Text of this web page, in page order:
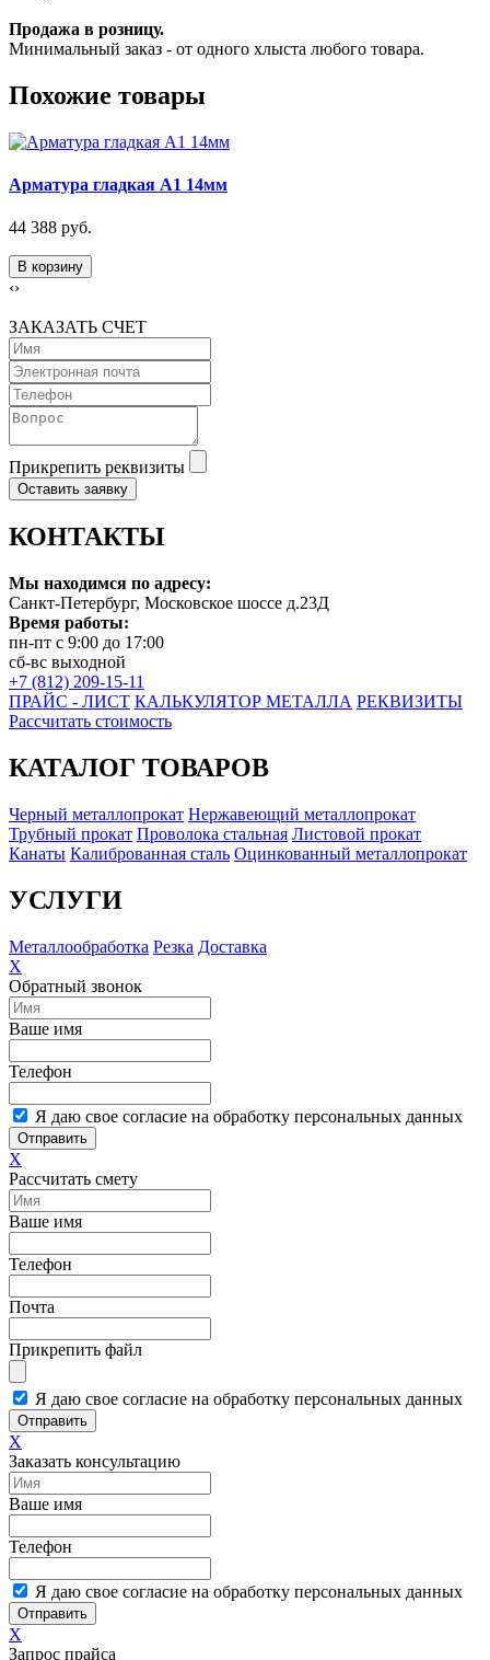
Продажа в розницу.
Минимальный заказ - от одного хлыста любого товара.
Похожие товары
Арматура гладкая А1 14мм
44 388 руб.
В корзину
‹›
ЗАКАЗАТЬ СЧЕТ
Прикрепить реквизиты
Оставить заявку
КОНТАКТЫ
Мы находимся по адресу:
Санкт-Петербург, Московское шоссе д.23Д
Время работы:
пн-пт с 9:00 до 17:00
сб-вс выходной
+7 (812) 209-15-11
ПРАЙС - ЛИСТ КАЛЬКУЛЯТОР МЕТАЛЛА РЕКВИЗИТЫ
Рассчитать стоимость
КАТАЛОГ ТОВАРОВ
Черный металлопрокат Нержавеющий металлопрокат
Трубный прокат Проволока стальная Листовой прокат
Канаты Калиброванная сталь Оцинкованный металлопрокат
УСЛУГИ
Металлообработка Резка Доставка
X
Обратный звонок
Ваше имя
Телефон
Я даю свое согласие на обработку персональных данных
Отправить
X
Рассчитать смету
Ваше имя
Телефон
Почта
Прикрепить файл
Я даю свое согласие на обработку персональных данных
Отправить
X
Заказать консультацию
Ваше имя
Телефон
Я даю свое согласие на обработку персональных данных
Отправить
X
Запрос прайса